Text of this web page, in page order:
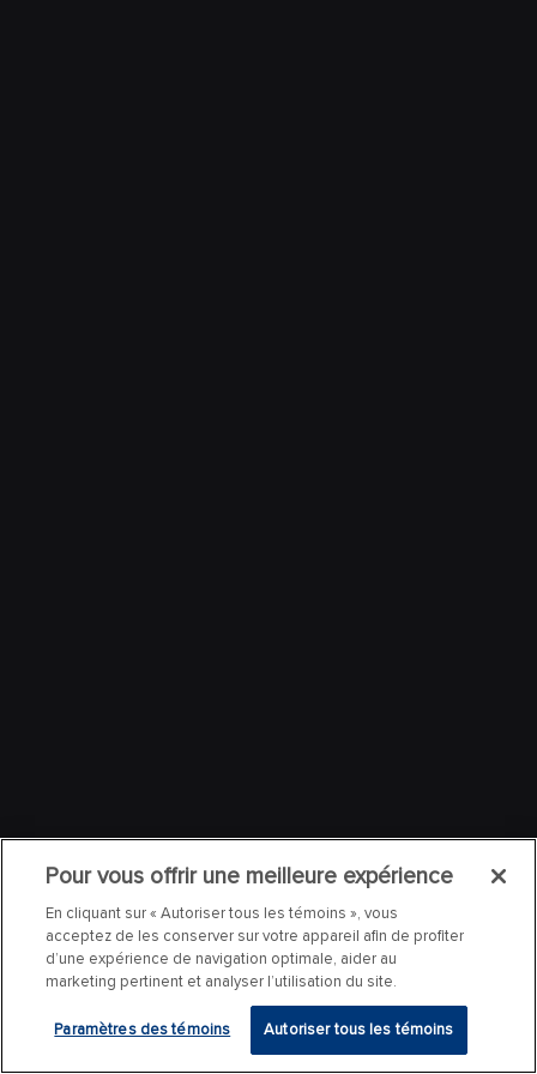
Pour vous offrir une meilleure expérience
En cliquant sur « Autoriser tous les témoins », vous
acceptez de les conserver sur votre appareil afin de profiter
d’une expérience de navigation optimale, aider au
marketing pertinent et analyser l’utilisation du site.
Paramètres des témoins Autoriser tous les témoins